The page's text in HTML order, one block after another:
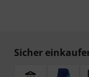
Sicher